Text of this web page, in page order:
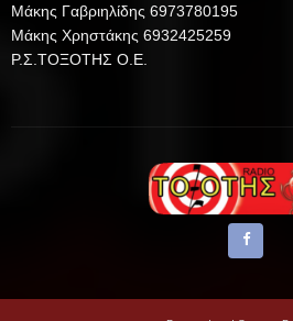
Μάκης Γαβριηλίδης 6973780195
Μάκης Χρηστάκης 6932425259
Ρ.Σ.ΤΟΞΟΤΗΣ Ο.Ε.